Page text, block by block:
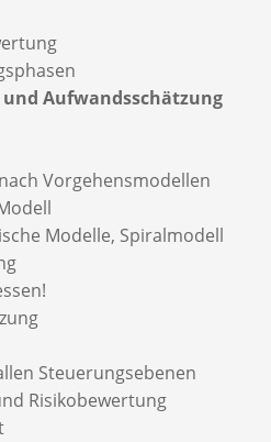
Aufwandsschätzung
Vorgehensmodellen
Modelle, Spiralmodell
Steuerungsebenen
Risikobewertung